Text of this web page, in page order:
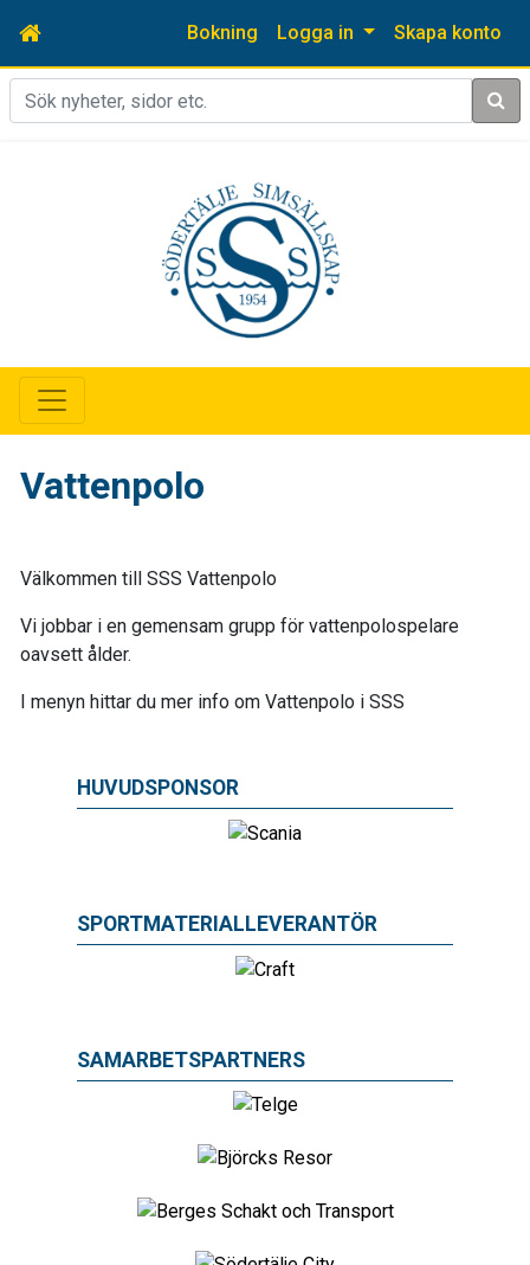
Bokning Logga in Skapa konto
Sök
Vattenpolo
Välkommen till SSS Vattenpolo
Vi jobbar i en gemensam grupp för vattenpolospelare
oavsett ålder.
I menyn hittar du mer info om Vattenpolo i SSS
HUVUDSPONSOR
SPORTMATERIALLEVERANTÖR
SAMARBETSPARTNERS